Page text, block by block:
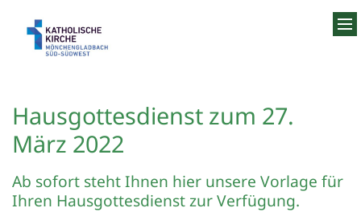
Hausgottesdienst zum 27.
März 2022
Ab sofort steht Ihnen hier unsere Vorlage für
Ihren Hausgottesdienst zur Verfügung.